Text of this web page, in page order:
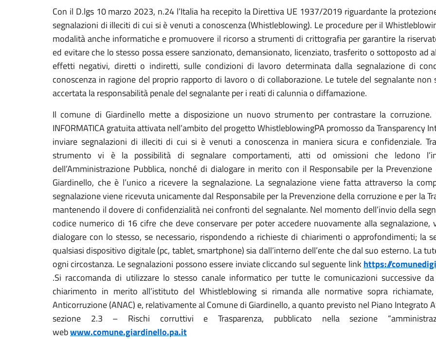
Con il D.lgs 10 marzo 2023, n.24 l’Italia ha recepito la Direttiva UE 1937/2019 riguardante la
segnalazioni di illeciti di cui si è venuti a conoscenza (Whistleblowing). Le procedure per il
modalità anche informatiche e promuovere il ricorso a strumenti di crittografia per garantire la
ed evitare che lo stesso possa essere sanzionato, demansionato, licenziato, trasferito o sottoposto ad
effetti negativi, diretti o indiretti, sulle condizioni di lavoro determinata dalla segnalazione di
conoscenza in ragione del proprio rapporto di lavoro o di collaborazione. Le tutele del segnalante
accertata la responsabilità penale del segnalante per i reati di calunnia o diffamazione.
Il comune di Giardinello mette a disposizione un nuovo strumento per contrastare la corruzione.
INFORMATICA gratuita attivata nell’ambito del progetto WhistleblowingPA promosso da Transparency
inviare segnalazioni di illeciti di cui si è venuti a conoscenza in maniera sicura e confidenziale.
strumento vi è la possibilità di segnalare comportamenti, atti od omissioni che ledono
dell’Amministrazione Pubblica, nonché di dialogare in merito con il Responsabile per la
Giardinello, che è l’unico a ricevere la segnalazione. La segnalazione viene fatta attraverso la
segnalazione viene ricevuta unicamente dal Responsabile per la Prevenzione della corruzione e per la
mantenendo il dovere di confidenzialità nei confronti del segnalante. Nel momento dell’invio della
codice numerico di 16 cifre che deve conservare per poter accedere nuovamente alla segnalazione,
dialogare con lo stesso, se necessario, rispondendo a richieste di chiarimenti o approfondimenti; la
qualsiasi dispositivo digitale (pc, tablet, smartphone) sia dall’interno dell’ente che dal suo esterno. La
ogni circostanza. Le segnalazioni possono essere inviate cliccando sul seguente link https://
.Si raccomanda di utilizzare lo stesso canale informatico per tutte le comunicazioni successive
chiarimento in merito all’istituto del Whistleblowing si rimanda alle normative sopra
Anticorruzione (ANAC) e, relativamente al Comune di Giardinello, a quanto previsto nel Piano Integrato
sezione 2.3 – Rischi corruttivi e Trasparenza, pubblicato nella sezione
webwww.comune.giardinello.pa.it